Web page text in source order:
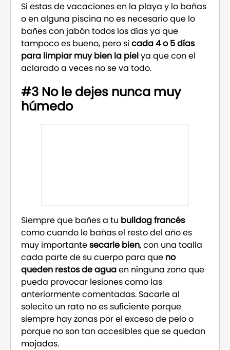
Si estas de vacaciones en la playa y lo bañas
o en alguna piscina no es necesario que lo
bañes con jabón todos los días ya que
tampoco es bueno, pero si cada 4 o 5 días
para limpiar muy bien la pielya que con el
aclarado a veces no se va todo.
#3 No le dejes nunca muy
húmedo
Siempre que bañes a tu bulldog francés
como cuando le bañas el resto del año es
muy importantesecarle bien, con una toalla
cada parte de su cuerpo para que no
queden restos de aguaen ninguna zona que
pueda provocar lesiones como las
anteriormente comentadas. Sacarle al
solecito un rato no es suficiente porque
siempre hay zonas por el exceso de pelo o
porque no son tan accesibles que se quedan
mojadas.